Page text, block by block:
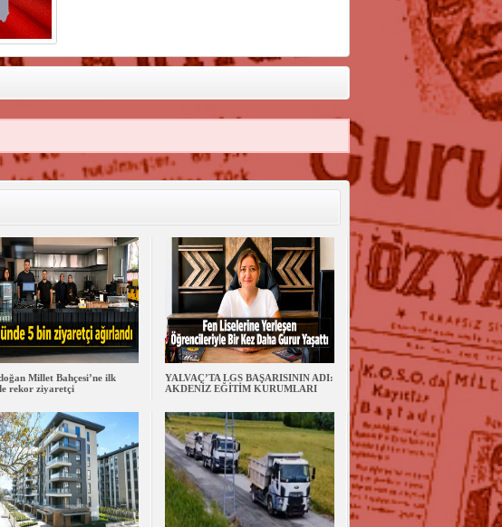
Millet Bahçesi’ne ilk
rekor ziyaretçi
YALVAÇ’TA LGS BAŞARISININ ADI:
AKDENİZ EĞİTİM KURUMLARI